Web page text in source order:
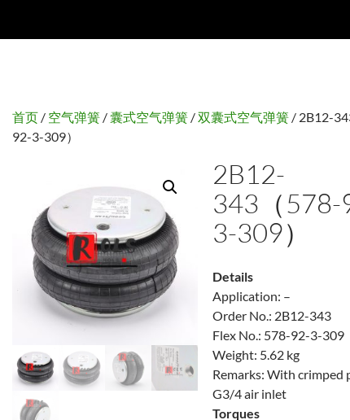
首页 / 空气弹簧 / 囊式空气弹簧 /双囊式空气弹簧 / 2B12-
92-3-309）
2B12-
343（578-
3-309）
Details
Application: –
Order No.: 2B12-343
Flex No.: 578-92-3-309
Weight: 5.62 kg
Remarks: With crimped
G3/4 air inlet
Torques